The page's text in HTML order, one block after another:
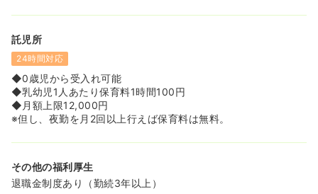
託児所
24時間対応
◆0歳児から受入れ可能
◆乳幼児1人あたり保育料1時間100円
◆月額上限12,000円
※但し、夜勤を月2回以上行えば保育料は無料。
その他の福利厚生
退職金制度あり（勤続3年以上）